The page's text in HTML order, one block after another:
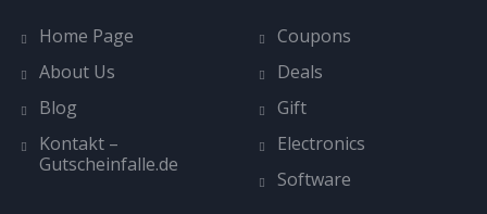
Home Page
About Us
Blog
Kontakt –
Gutscheinfalle.de
Coupons
Deals
Gift
Electronics
Software